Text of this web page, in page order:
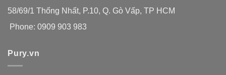
58/69/1 Thống Nhất, P.10, Q. Gò Vấp, TP HCM
Phone: 0909 903 983
Pury.vn